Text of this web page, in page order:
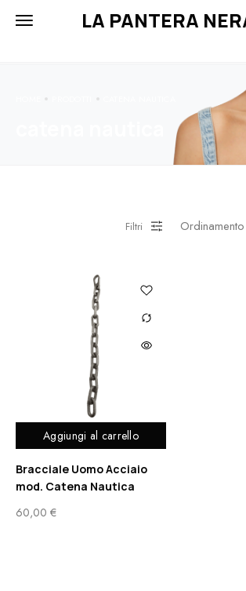
LA PANTERA
Filtri
Aggiungi al carrello
Bracciale Uomo Acciaio
mod. Catena Nautica
60,00 €